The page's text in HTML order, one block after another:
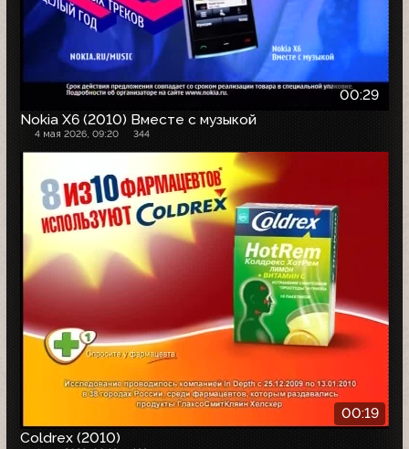
00:29
Nokia X6 (2010) Вместе с музыкой
4 мая 2026, 09:20 344
00:19
Coldrex (2010)